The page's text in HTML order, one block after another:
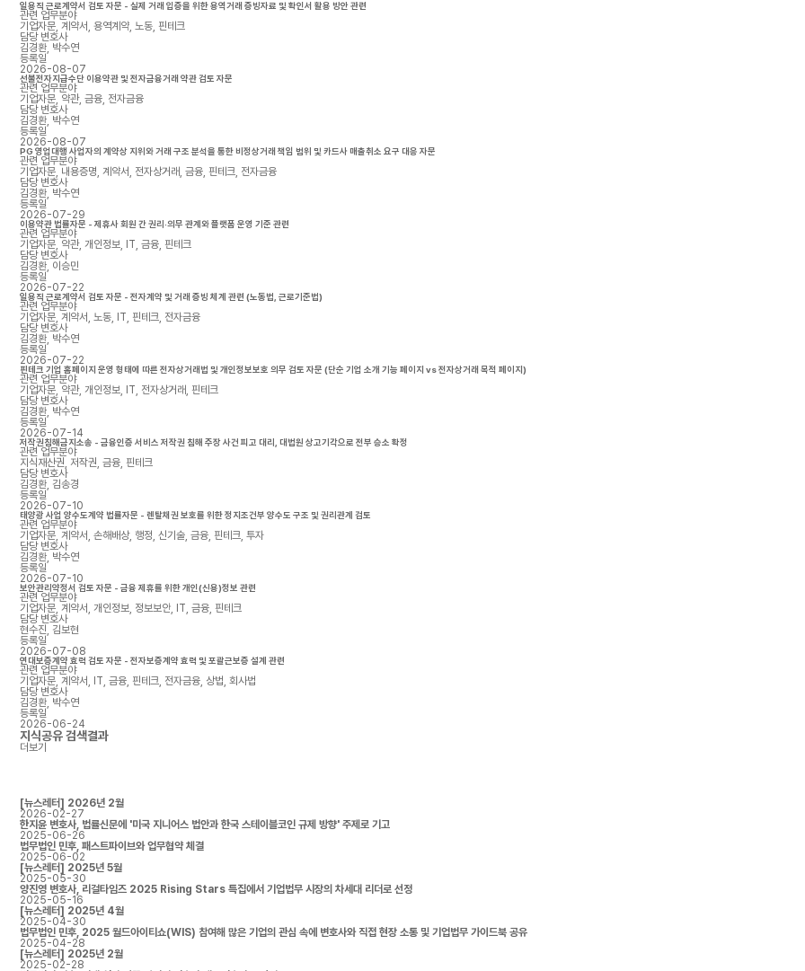
일용직 근로계약서 검토 자문 - 실제 거래 입증을 위한 용역거래 증빙자료 및 확인서 활용 방안 관련
관련 업무분야
기업자문, 계약서, 용역계약, 노동, 핀테크
담당 변호사
김경환, 박수연
등록일
2026-08-07
선불전자지급수단 이용약관 및 전자금융거래 약관 검토 자문
관련 업무분야
기업자문, 약관, 금융, 전자금융
담당 변호사
김경환, 박수연
등록일
2026-08-07
PG 영업대행 사업자의 계약상 지위와 거래 구조 분석을 통한 비정상거래 책임 범위 및 카드사 매출취소 요구 대응 자문
관련 업무분야
기업자문, 내용증명, 계약서, 전자상거래, 금융, 핀테크, 전자금융
담당 변호사
김경환, 박수연
등록일
2026-07-29
이용약관 법률자문 - 제휴사 회원 간 권리·의무 관계와 플랫폼 운영 기준 관련
관련 업무분야
기업자문, 약관, 개인정보, IT, 금융, 핀테크
담당 변호사
김경환, 이승민
등록일
2026-07-22
일용직 근로계약서 검토 자문 - 전자계약 및 거래 증빙 체계 관련 (노동법, 근로기준법)
관련 업무분야
기업자문, 계약서, 노동, IT, 핀테크, 전자금융
담당 변호사
김경환, 박수연
등록일
2026-07-22
핀테크 기업 홈페이지 운영 형태에 따른 전자상거래법 및 개인정보보호 의무 검토 자문 (단순 기업 소개 기능 페이지 vs 전자상거래 목적 페이지)
관련 업무분야
기업자문, 약관, 개인정보, IT, 전자상거래, 핀테크
담당 변호사
김경환, 박수연
등록일
2026-07-14
저작권침해금지소송 - 금융인증 서비스 저작권 침해 주장 사건 피고 대리, 대법원 상고기각으로 전부 승소 확정
관련 업무분야
지식재산권, 저작권, 금융, 핀테크
담당 변호사
김경환, 김송경
등록일
2026-07-10
태양광 사업 양수도계약 법률자문 - 렌탈채권 보호를 위한 정지조건부 양수도 구조 및 권리관계 검토
관련 업무분야
기업자문, 계약서, 손해배상, 행정, 신기술, 금융, 핀테크, 투자
담당 변호사
김경환, 박수연
등록일
2026-07-10
보안관리약정서 검토 자문 - 금융 제휴를 위한 개인(신용)정보 관련
관련 업무분야
기업자문, 계약서, 개인정보, 정보보안, IT, 금융, 핀테크
담당 변호사
현수진, 김보현
등록일
2026-07-08
연대보증계약 효력 검토 자문 - 전자보증계약 효력 및 포괄근보증 설계 관련
관련 업무분야
기업자문, 계약서, IT, 금융, 핀테크, 전자금융, 상법, 회사법
담당 변호사
김경환, 박수연
등록일
2026-06-24
지식공유검색결과
더보기
[뉴스레터] 2026년 2월
2026-02-27
한지윤 변호사, 법률신문에 '미국 지니어스 법안과 한국 스테이블코인 규제 방향' 주제로 기고
2025-06-26
법무법인 민후, 패스트파이브와 업무협약 체결
2025-06-02
[뉴스레터] 2025년 5월
2025-05-30
양진영 변호사, 리걸타임즈 2025 Rising Stars 특집에서 기업법무 시장의 차세대 리더로 선정
2025-05-16
[뉴스레터] 2025년 4월
2025-04-30
법무법인 민후, 2025 월드아이티쇼(WIS) 참여해 많은 기업의 관심 속에 변호사와 직접 현장 소통 및 기업법무 가이드북 공유
2025-04-28
[뉴스레터] 2025년 2월
2025-02-28